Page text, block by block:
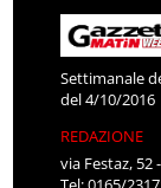
Settimanale
del 4/10/2016
REDAZIONE
via Festaz, 52